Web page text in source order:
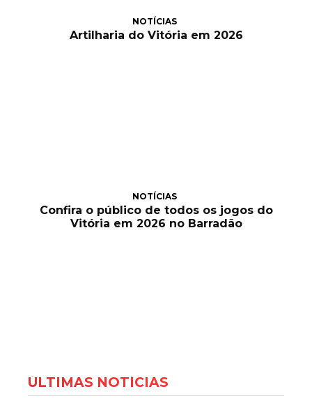
NOTÍCIAS
Artilharia do Vitória em 2026
NOTÍCIAS
Confira o público de todos os jogos do
Vitória em 2026 no Barradão
ÚLTIMAS NOTÍCIAS